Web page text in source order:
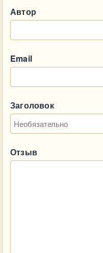
Автор
Email
Заголовок
Отзыв